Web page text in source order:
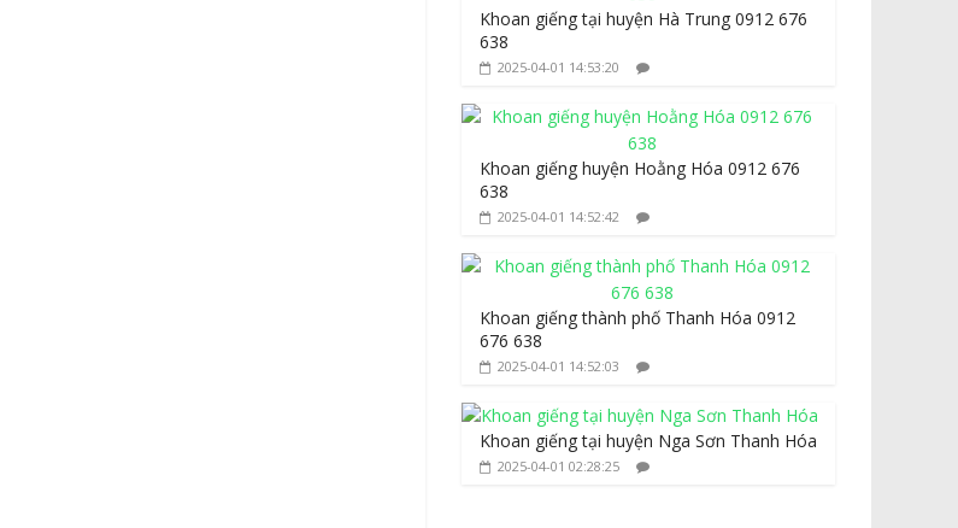
Khoan giếng tại huyện Hà Trung 0912 676
638
2025-04-01 14:53:20
Khoan giếng huyện Hoằng Hóa 0912 676
638
2025-04-01 14:52:42
Khoan giếng thành phố Thanh Hóa 0912
676 638
2025-04-01 14:52:03
Khoan giếng tại huyện Nga Sơn Thanh Hóa
2025-04-01 02:28:25